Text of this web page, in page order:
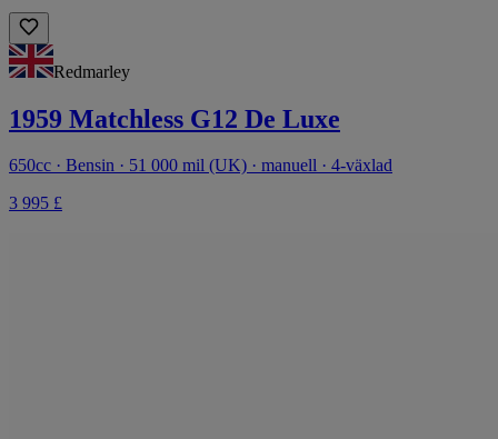
Redmarley
1959 Matchless G12 De Luxe
650cc · Bensin · 51 000 mil (UK) · manuell · 4-växlad
3 995 £